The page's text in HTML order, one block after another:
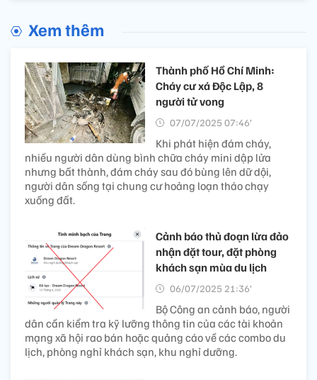
Xem thêm
Thành phố Hồ Chí Minh:
Cháy cư xá Độc Lập, 8
người tử vong
07/07/2025 07:46’
Khi phát hiện đám cháy,
nhiều người dân dùng bình chữa cháy mini dập lửa
nhưng bất thành, đám cháy sau đó bùng lên dữ dội,
người dân sống tại chung cư hoảng loạn tháo chạy
xuống đất.
Cảnh báo thủ đoạn lừa đảo
nhận đặt tour, đặt phòng
khách sạn mùa du lịch
06/07/2025 21:36’
Bộ Công an cảnh báo, người
dân cần kiểm tra kỹ lưỡng thông tin của các tài khoản
mạng xã hội rao bán hoặc quảng cáo về các combo du
lịch, phòng nghỉ khách sạn, khu nghỉ dưỡng.